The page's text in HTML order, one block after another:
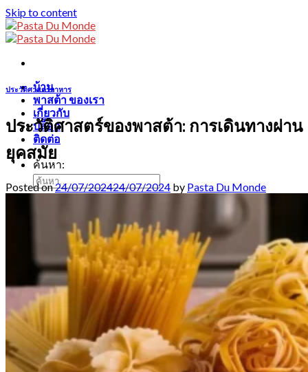
Skip to content
บ้าน
พาสต้า ของเรา
เกี่ยวกับ
บล็อก
ติดต่อ
ค้นหา:
English
Français
ไทย
0฿
ประวัติศาสตร์อาหาร
ประวัติศาสตร์ของพาสต้า: การเดินทางผ่าน
ยุคสมัย
Posted on24/07/202424/07/2024 by Pasta Du Monde